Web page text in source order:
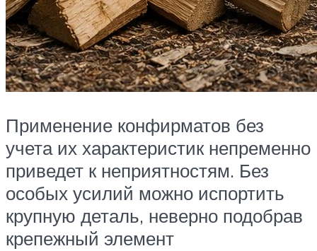
Применение конфирматов без
учета их характеристик непременно
приведет к неприятностям. Без
особых усилий можно испортить
крупную деталь, неверно подобрав
крепежный элемент